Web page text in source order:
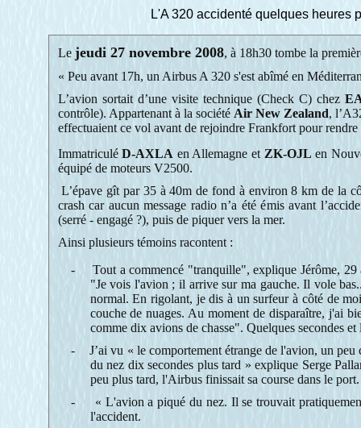
L'A 320 accidenté quelques heures
Le jeudi 27 novembre 2008, à 18h30 tombe la
« Peu avant 17h, un Airbus A 320 s'est abîmé en
L’avion sortait d’une visite technique (Check C) chez
contrôle). Appartenant à la société Air New Zealand,
effectuaient ce vol avant de rejoindre Frankfort pour
ImmatriculéD-AXLA en Allemagne et ZK-OJL en
équipé de moteurs V2500.
L’épave gît par 35 à 40m de fond à environ 8 km de la
crash car aucun message radio n’a été émis avant
(serré - engagé ?), puis de piquer vers la mer.
Ainsi plusieurs témoins racontent :
-
Tout a commencé "tranquille", explique Jérôme,
"Je vois l'avion ; il arrive sur ma gauche. Il vole
normal. En rigolant, je dis à un surfeur à côté de
couche de nuages. Au moment de disparaître, j'ai
comme dix avions de chasse". Quelques secondes
-
J’ai vu « le comportement étrange de l'avion, un
du nez dix secondes plus tard » explique Serge
peu plus tard, l'Airbus finissait sa course dans le
-
« L'avion a piqué du nez. Il se trouvait
l'accident.